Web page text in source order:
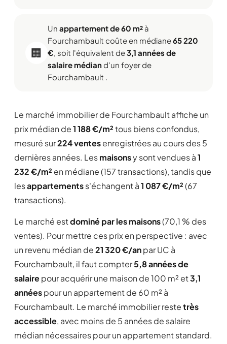
🏢
Un appartement de 60 m² à
Fourchambault coûte en médiane65 220
€, soit l'équivalent de3,1 années de
salaire médiand'un foyer de
Fourchambault .
Le marché immobilier de Fourchambault affiche un
prix médian de1 188 €/m²tous biens confondus,
mesuré sur224 ventesenregistrées au cours des 5
dernières années. Lesmaisonsy sont vendues à1
232 €/m² en médiane (157 transactions), tandis que
lesappartementss'échangent à1 087 €/m²(67
transactions).
Le marché estdominé par les maisons(70,1 % des
ventes). Pour mettre ces prix en perspective : avec
un revenu médian de21 320 €/anpar UC à
Fourchambault, il faut compter5,8 années de
salairepour acquérir une maison de 100 m² et3,1
annéespour un appartement de 60 m² à
Fourchambault. Le marché immobilier restetrès
accessible, avec moins de 5 années de salaire
médian nécessaires pour un appartement standard.